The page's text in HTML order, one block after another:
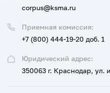
Юридический адрес:
350063 г. Краснодар,
Приемная комиссия:
+7 (800) 444-19-20 доб. 1
corpus@ksma.ru